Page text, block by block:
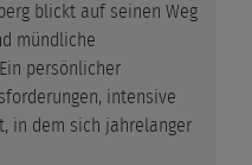
blickt auf seinen Weg
mündliche
persönlicher
intensive
in dem sich jahrelanger